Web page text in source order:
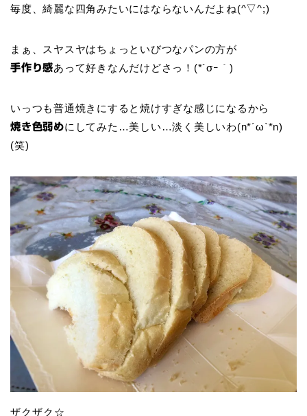
毎度、綺麗な四角みたいにはならないんだよね(^▽^;)
まぁ、スヤスヤはちょっといびつなパンの方が
手作り感あって好きなんだけどさっ！(*´σｰ｀)
いっつも普通焼きにすると焼けすぎな感じになるから
焼き色弱めにしてみた…美しい…淡く美しいわ(n*´ω`*n)
(笑)
ザクザク☆